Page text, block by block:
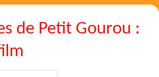
de Petit Gourou :